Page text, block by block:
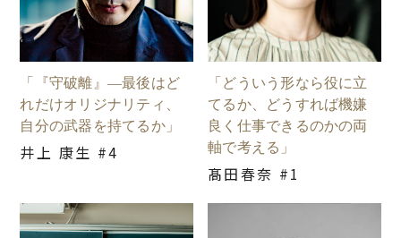
「『守破離』―最後はど
れだけオリジナリティ、
自分の武器を持てるか」
井上 康生 #4
「どういう形なら役に立
てるか、どうすれば機嫌
良く仕事できるのかの両
軸で考える」
髙田春奈 #1